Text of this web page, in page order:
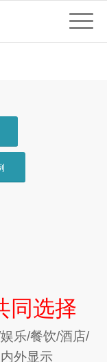
同选择
乐/餐饮/酒店/
外显示